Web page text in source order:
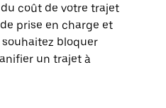
coût de votre trajet
prise en charge et
souhaitez bloquer
un trajet à